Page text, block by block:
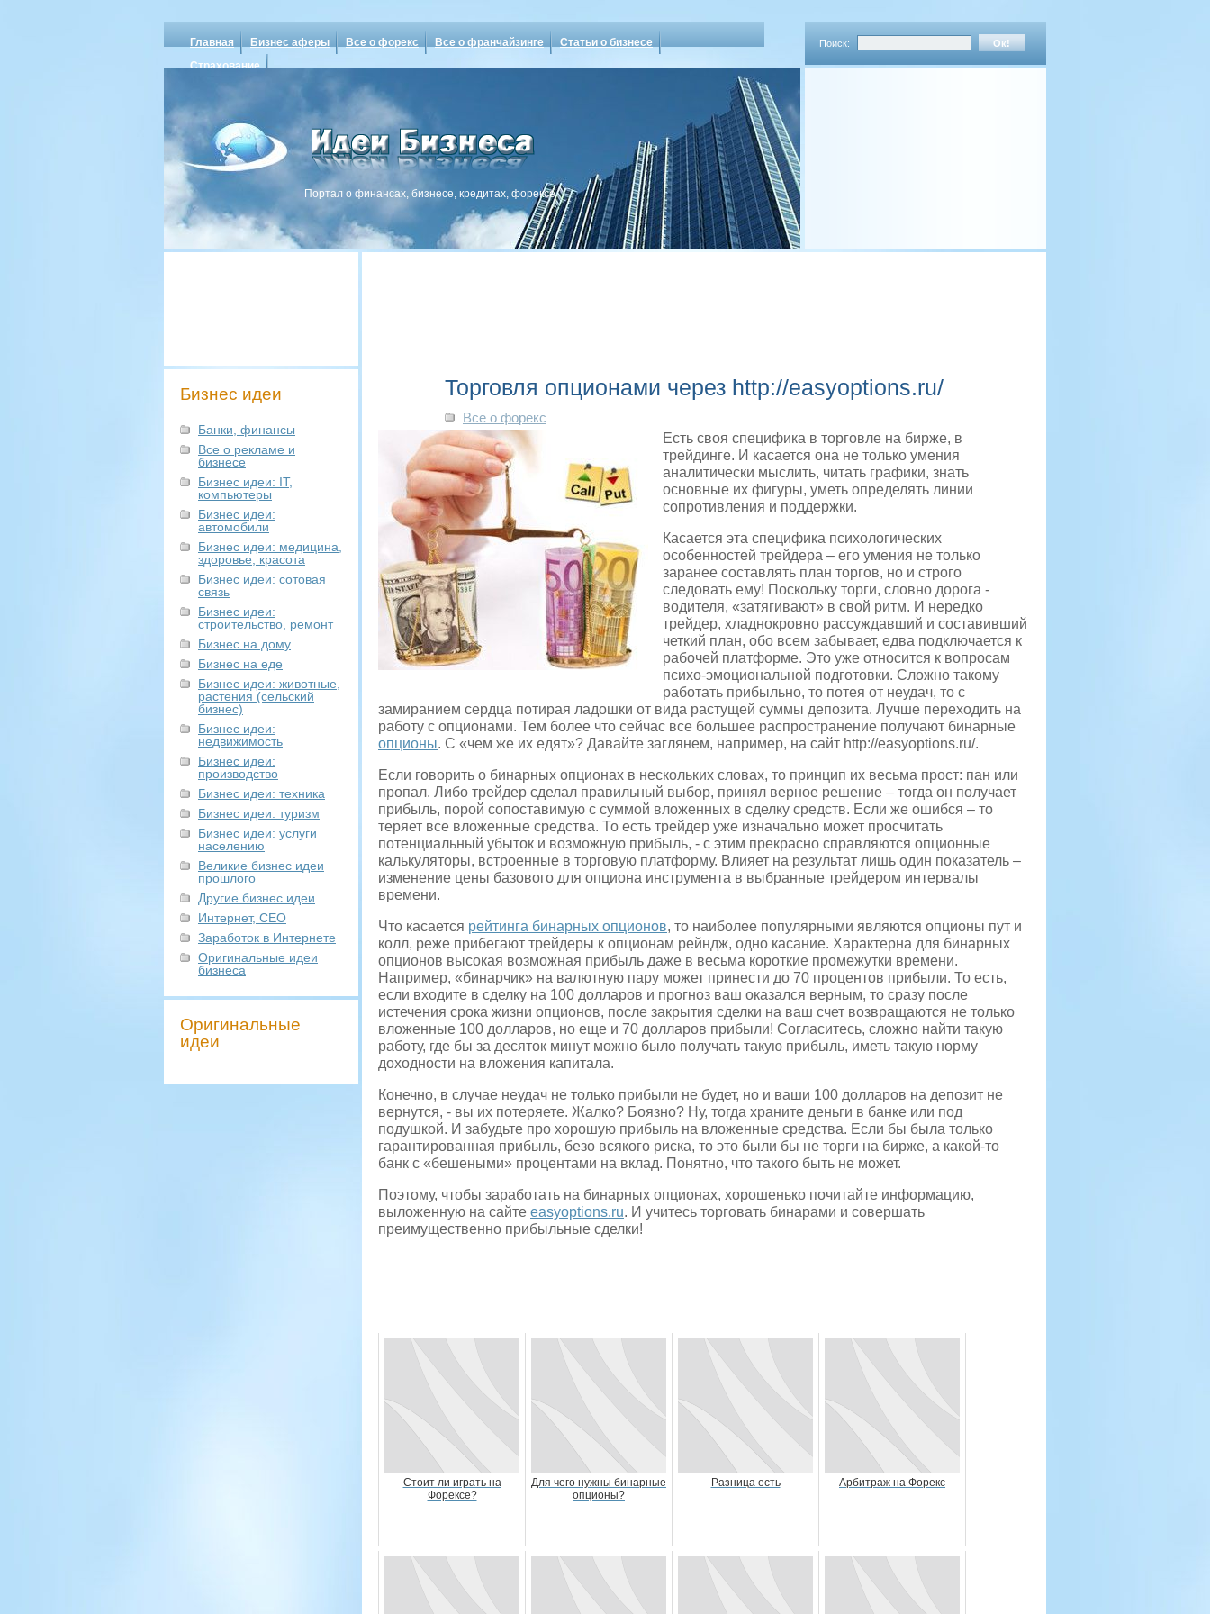
Главная Бизнес аферы Все о форекс Все о франчайзинге
Статьи о бизнесе
Страхование
Поиск:
Портал о финансах, бизнесе, кредитах, форексе
Бизнес идеи
Банки, финансы
Все о рекламе и
бизнесе
Бизнес идеи: IT,
компьютеры
Бизнес идеи:
автомобили
Бизнес идеи: медицина,
здоровье, красота
Бизнес идеи: сотовая
связь
Бизнес идеи:
строительство, ремонт
Бизнес на дому
Бизнес на еде
Бизнес идеи: животные,
растения (сельский
бизнес)
Бизнес идеи:
недвижимость
Бизнес идеи:
производство
Бизнес идеи: техника
Бизнес идеи: туризм
Бизнес идеи: услуги
населению
Великие бизнес идеи
прошлого
Другие бизнес идеи
Интернет, СЕО
Заработок в Интернете
Оригинальные идеи
бизнеса
Оригинальные
идеи
Торговля опционами через http://easyoptions.ru/
Все о форекс
Есть своя специфика в торговле на бирже, в
трейдинге. И касается она не только умения
аналитически мыслить, читать графики, знать
основные их фигуры, уметь определять линии
сопротивления и поддержки.
Касается эта специфика психологических
особенностей трейдера – его умения не только
заранее составлять план торгов, но и строго
следовать ему! Поскольку торги, словно дорога -
водителя, «затягивают» в свой ритм. И нередко
трейдер, хладнокровно рассуждавший и составивший
четкий план, обо всем забывает, едва подключается к
рабочей платформе. Это уже относится к вопросам
психо-эмоциональной подготовки. Сложно такому
работать прибыльно, то потея от неудач, то с
замиранием сердца потирая ладошки от вида растущей суммы депозита. Лучше переходить на
работу с опционами. Тем более что сейчас все большее распространение получают бинарные
опционы. С «чем же их едят»? Давайте заглянем, например, на сайт http://easyoptions.ru/.
Если говорить о бинарных опционах в нескольких словах, то принцип их весьма прост: пан или
пропал. Либо трейдер сделал правильный выбор, принял верное решение – тогда он получает
прибыль, порой сопоставимую с суммой вложенных в сделку средств. Если же ошибся – то
теряет все вложенные средства. То есть трейдер уже изначально может просчитать
потенциальный убыток и возможную прибыль, - с этим прекрасно справляются опционные
калькуляторы, встроенные в торговую платформу. Влияет на результат лишь один показатель –
изменение цены базового для опциона инструмента в выбранные трейдером интервалы
времени.
Что касается рейтинга бинарных опционов, то наиболее популярными являются опционы пут и
колл, реже прибегают трейдеры к опционам рейндж, одно касание. Характерна для бинарных
опционов высокая возможная прибыль даже в весьма короткие промежутки времени.
Например, «бинарчик» на валютную пару может принести до 70 процентов прибыли. То есть,
если входите в сделку на 100 долларов и прогноз ваш оказался верным, то сразу после
истечения срока жизни опционов, после закрытия сделки на ваш счет возвращаются не только
вложенные 100 долларов, но еще и 70 долларов прибыли! Согласитесь, сложно найти такую
работу, где бы за десяток минут можно было получать такую прибыль, иметь такую норму
доходности на вложения капитала.
Конечно, в случае неудач не только прибыли не будет, но и ваши 100 долларов на депозит не
вернутся, - вы их потеряете. Жалко? Боязно? Ну, тогда храните деньги в банке или под
подушкой. И забудьте про хорошую прибыль на вложенные средства. Если бы была только
гарантированная прибыль, безо всякого риска, то это были бы не торги на бирже, а какой-то
банк с «бешеными» процентами на вклад. Понятно, что такого быть не может.
Поэтому, чтобы заработать на бинарных опционах, хорошенько почитайте информацию,
выложенную на сайте easyoptions.ru. И учитесь торговать бинарами и совершать
преимущественно прибыльные сделки!
Стоит ли играть на
Форексе?
Для чего нужны бинарные
опционы?
Разница есть Арбитраж на Форекс